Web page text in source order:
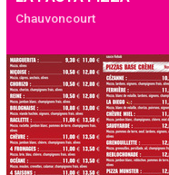
Chauvoncourt